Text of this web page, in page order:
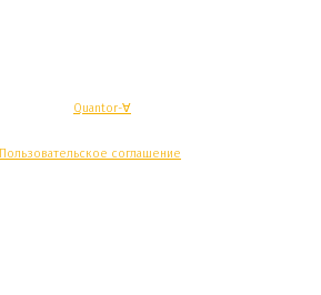
Quantor-∀
Пользовательское соглашение